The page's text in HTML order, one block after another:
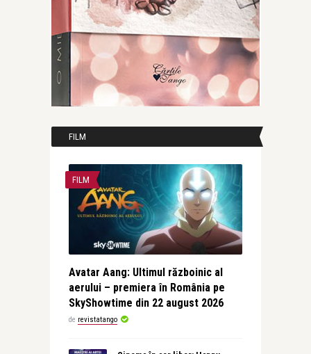
FILM
FILM
Avatar Aang: Ultimul războinic al
aerului – premiera în România pe
SkyShowtime din 22 august 2026
de revistatango